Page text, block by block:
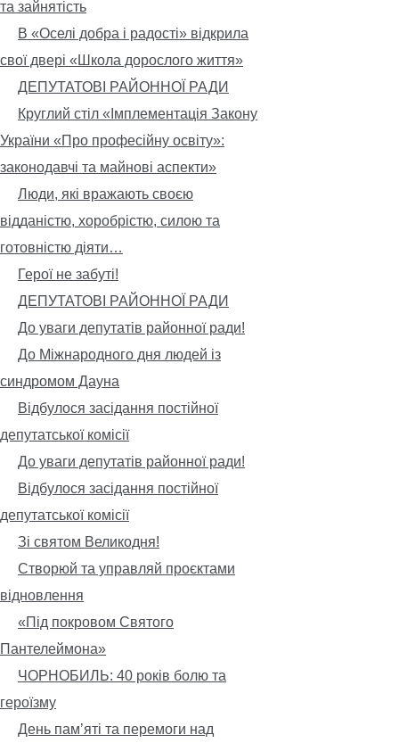
та зайнятість
В «Оселі добра і радості» відкрила
свої двері «Школа дорослого життя»
ДЕПУТАТОВІ РАЙОННОЇ РАДИ
Круглий стіл «Імплементація Закону
України «Про професійну освіту»:
законодавчі та майнові аспекти»
Люди, які вражають своєю
відданістю, хоробрістю, силою та
готовністю діяти…
Герої не забуті!
ДЕПУТАТОВІ РАЙОННОЇ РАДИ
До уваги депутатів районної ради!
До Міжнародного дня людей із
синдромом Дауна
Відбулося засідання постійної
депутатської комісії
До уваги депутатів районної ради!
Відбулося засідання постійної
депутатської комісії
Зі святом Великодня!
Створюй та управляй проєктами
відновлення
«Під покровом Святого
Пантелеймона»
ЧОРНОБИЛЬ: 40 років болю та
героїзму
День пам’яті та перемоги над